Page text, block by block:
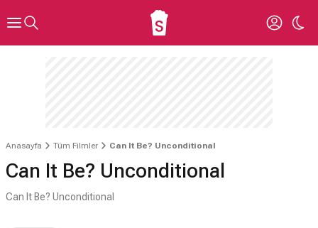
Anasayfa Tüm Filmler Can It Be? Unconditional
Can It Be? Unconditional
Can It Be? Unconditional